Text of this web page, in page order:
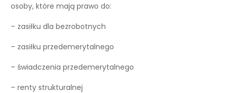
osoby, które mają prawo do:
– zasiłku dla bezrobotnych
– zasiłku przedemerytalnego
– świadczenia przedemerytalnego
– renty strukturalnej